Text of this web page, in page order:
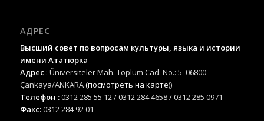
АДРЕС
Высший совет по вопросам культуры, языка и истории
имени Ататюрка
Адрес : Üniversiteler Mah. Toplum Cad. No.: 5 06800
Çankaya/ANKARA(посмотреть на карте))
Телефон :0312 285 55 12 / 0312 284 4658 / 0312 285 0971
Факс:0312 284 92 01